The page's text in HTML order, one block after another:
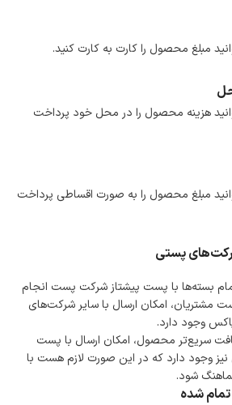
تمامی محصولات ارائه می‌شود.
مبلغ محصول را کارت به کارت کنید.
هزینه محصول را در محل خود پرداخت
مبلغ محصول را به صورت اقساطی پرداخت
پستی
بسته‌ها با پست پیشتاز شرکت پست انجام
مشتریان، امکان ارسال با سایر شرکت‌های
وجود دارد.
سریع‌تر محصول، امکان ارسال با پست
نیز وجود دارد که در این صورت لازم هست با
شود.
شده